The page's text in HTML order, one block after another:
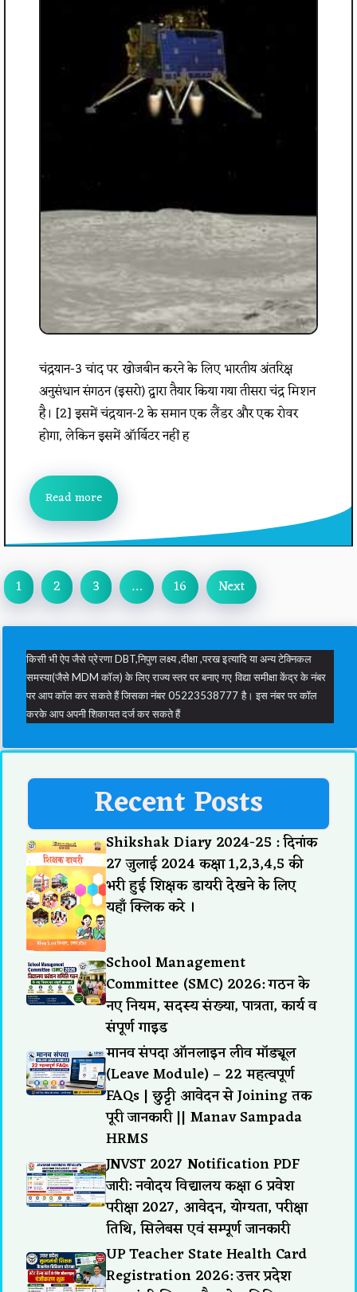
चंद्रयान-3 चांद पर खोजबीन करने के लिए भारतीय अंतरिक्ष
अनुसंधान संगठन (इसरो) द्वारा तैयार किया गया तीसरा चंद्र मिशन
है। [2] इसमें चंद्रयान-2 के समान एक लैंडर और एक रोवर
होगा, लेकिन इसमें ऑर्बिटर नहीं ह
Read more
1 2 3 … 16 Next
किसी भी ऐप जैसे प्रेरणा DBT,निपुण लक्ष्य ,दीक्षा ,परख इत्यादि या अन्य टेक्निकल
समस्या(जैसे MDM कॉल) के लिए राज्य स्तर पर बनाए गए विद्या समीक्षा केंद्र के नंबर
पर आप कॉल कर सकते हैं जिसका नंबर 05223538777 है। इस नंबर पर कॉल
करके आप अपनी शिकायत दर्ज कर सकते हैं
Recent Posts
Shikshak Diary 2024-25 : दिनांक
27 जुलाई 2024 कक्षा 1,2,3,4,5 की
भरी हुई शिक्षक डायरी देखने के लिए
यहाँ क्लिक करे ।
School Management
Committee (SMC) 2026: गठन के
नए नियम, सदस्य संख्या, पात्रता, कार्य व
संपूर्ण गाइड
मानव संपदा ऑनलाइन लीव मॉड्यूल
(Leave Module) – 22 महत्वपूर्ण
FAQs | छुट्टी आवेदन से Joining तक
पूरी जानकारी || Manav Sampada
HRMS
JNVST 2027 Notification PDF
जारी: नवोदय विद्यालय कक्षा 6 प्रवेश
परीक्षा 2027, आवेदन, योग्यता, परीक्षा
तिथि, सिलेबस एवं सम्पूर्ण जानकारी
UP Teacher State Health Card
Registration 2026: उत्तर प्रदेश